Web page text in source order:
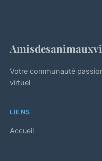
Votre communauté
virtuel
LIENS
Accueil